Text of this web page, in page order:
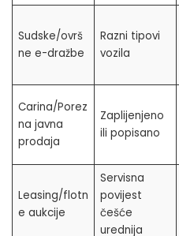
Sudske/ovrš
ne e-dražbe
Razni tipovi
vozila
Carina/Porez
na javna
prodaja
Zaplijenjeno
ili popisano
Leasing/flotn
e aukcije
Servisna
povijest
češće
urednija